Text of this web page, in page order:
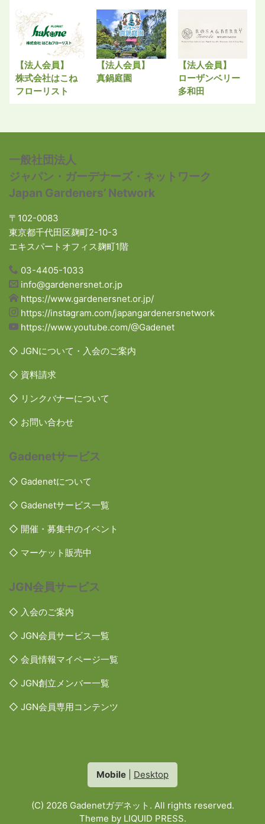
【法人会員】
株式会社はこね
フローリスト
【法人会員】
真鍋庭園
【法人会員】
ローザンベリー
多和田
一般社団法人
ジャパン・ガーデナーズ・ネットワーク
Japan Gardeners’ Network
〒102-0083
東京都千代田区麹町2-10-3
エキスパートオフィス麹町1階
03-4405-1033
info@gardenersnet.or.jp
https://www.gardenersnet.or.jp/
https://instagram.com/japangardenersnetwork
https://www.youtube.com/@Gadenet
◇ JGNについて・入会のご案内
◇ 資料請求
◇ リンクバナーについて
◇ お問い合わせ
Gadenetサービス
◇ Gadenetについて
◇ Gadenetサービス一覧
◇ 開催・募集中のイベント
◇ マーケット販売中
JGN会員サービス
◇ 入会のご案内
◇ JGN会員サービス一覧
◇ 会員情報マイページ一覧
◇ JGN創立メンバー一覧
◇ JGN会員専用コンテンツ
Mobile Desktop
(C) 2026 Gadenetガデネット . All rights reserved.
Theme by LIQUID PRESS.